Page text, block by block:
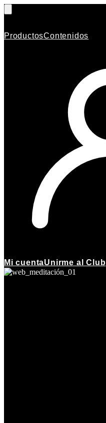
ProductosContenidos
Mi cuentaUnirme al Club